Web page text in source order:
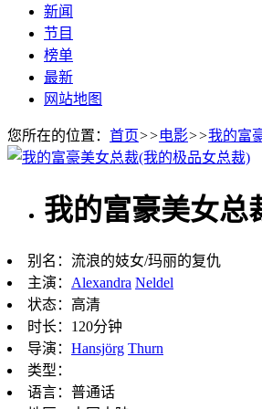
新闻
节目
榜单
最新
网站地图
您所在的位置： 首页>>电影>>我的富
我的富豪美女总
别名： 流浪的妓女/玛丽的复仇
主演： Alexandra Neldel
状态： 高清
时长： 120分钟
导演： Hansjörg Thurn
类型：
语言： 普通话